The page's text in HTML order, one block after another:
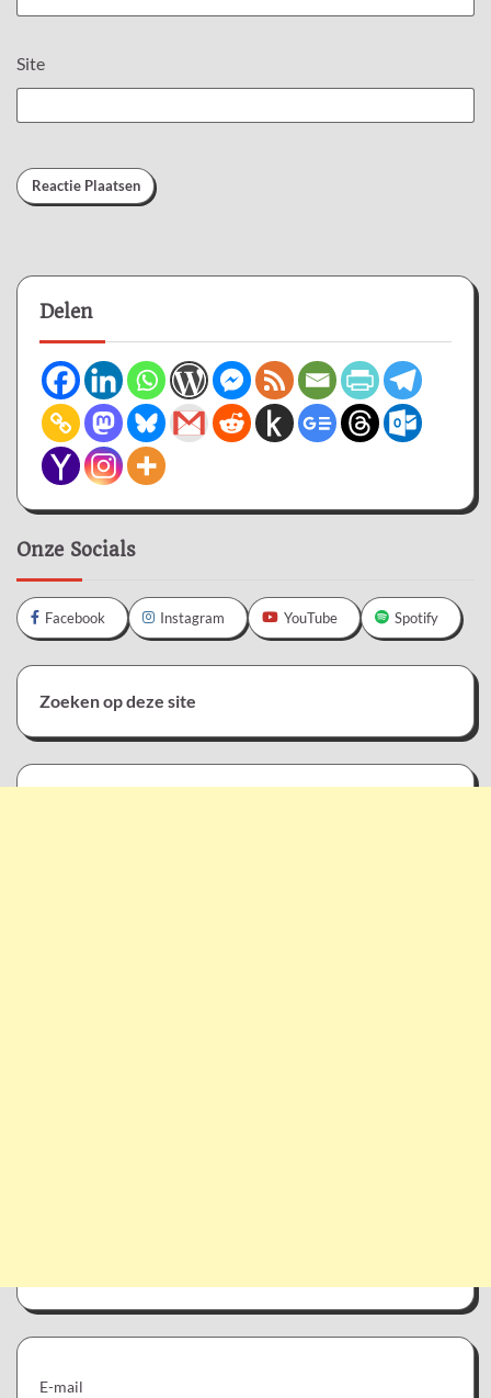
Site
Delen
Onze Socials
Facebook Instagram YouTube Spotify
Zoeken op deze site
E-mail